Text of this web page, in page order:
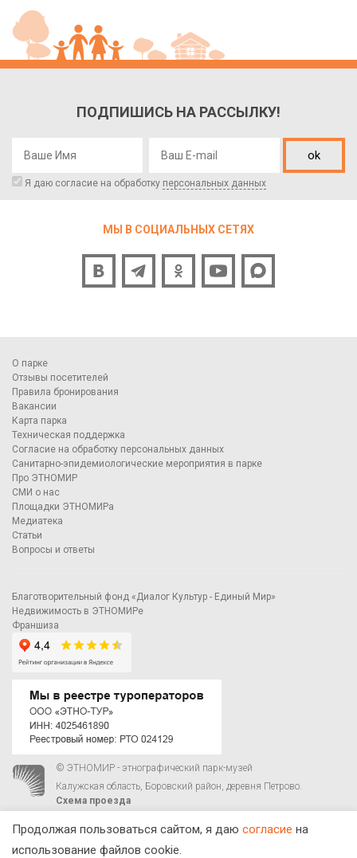
ПОДПИШИСЬ НА РАССЫЛКУ!
ok
Я даю согласие на обработку персональных данных
МЫ В СОЦИАЛЬНЫХ СЕТЯХ
О парке
Отзывы посетителей
Правила бронирования
Вакансии
Карта парка
Техническая поддержка
Согласие на обработку персональных данных
Санитарно-эпидемиологические мероприятия в парке
Про ЭТНОМИР
СМИ о нас
Площадки ЭТНОМИРа
Медиатека
Статьи
Вопросы и ответы
Благотворительный фонд «Диалог Культур - Единый Мир»
Недвижимость в ЭТНОМИРе
Франшиза
© ЭТНОМИР - этнографический парк-музей
Калужская область, Боровский район, деревня Петрово.
Схема проезда
Продолжая пользоваться сайтом, я даю согласие на
использование файлов cookie.